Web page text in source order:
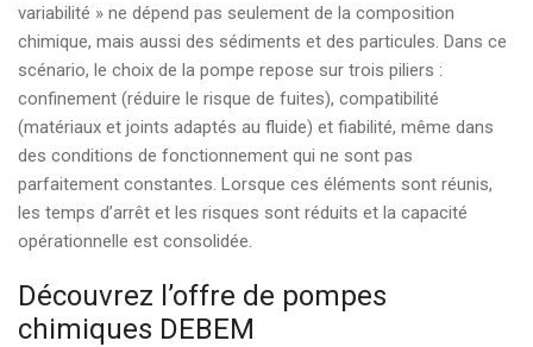
variabilité » ne dépend pas seulement de la composition
chimique, mais aussi des sédiments et des particules. Dans ce
scénario, le choix de la pompe repose sur trois piliers :
confinement (réduire le risque de fuites), compatibilité
(matériaux et joints adaptés au fluide) et fiabilité, même dans
des conditions de fonctionnement qui ne sont pas
parfaitement constantes. Lorsque ces éléments sont réunis,
les temps d’arrêt et les risques sont réduits et la capacité
opérationnelle est consolidée.
Découvrez l’offre de pompes
chimiques DEBEM